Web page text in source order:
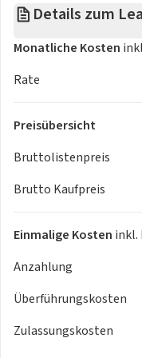
- Frontairbags
-
-
- ISOFIX®
- Lenksäule
- Mobilitäts-Kit mit
- Müdigkeitserkennung
- LogIn: Schlüsselloses
-
Details zum
Monatliche Kosten
Rate
Preisübersicht
Bruttolistenpreis
Brutto Kaufpreis
Einmalige Kosten inkl.
Anzahlung
Überführungskosten
Zulassungskosten